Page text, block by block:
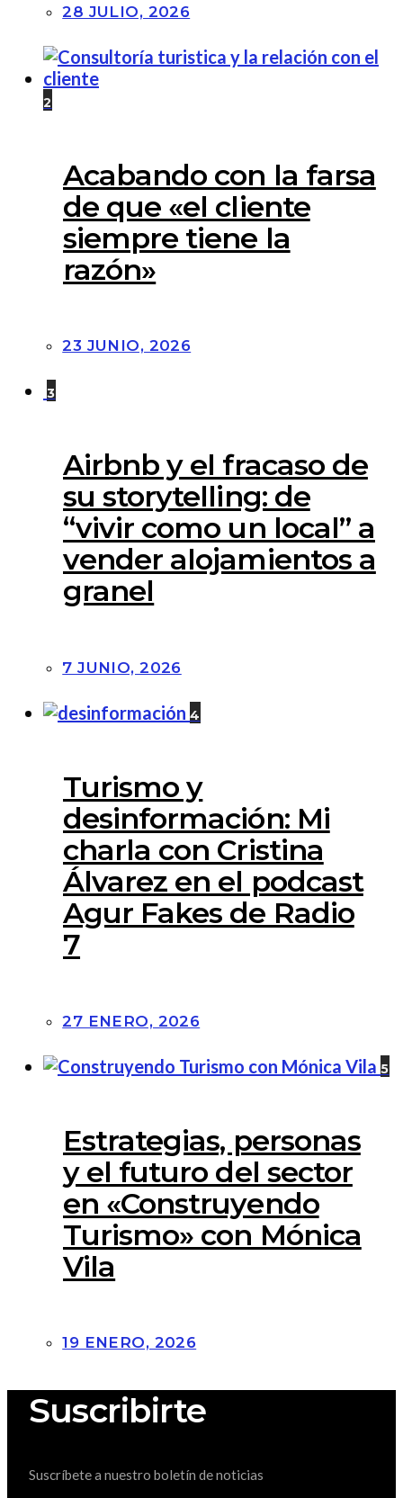
28 JULIO, 2026
2
Acabando con la farsa
de que «el cliente
siempre tiene la
razón»
23 JUNIO, 2026
3
Airbnb y el fracaso de
su storytelling: de
“vivir como un local” a
vender alojamientos a
granel
7 JUNIO, 2026
4
Turismo y
desinformación: Mi
charla con Cristina
Álvarez en el podcast
Agur Fakes de Radio
7
27 ENERO, 2026
5
Estrategias, personas
y el futuro del sector
en «Construyendo
Turismo» con Mónica
Vila
19 ENERO, 2026
Suscribirte
Suscríbete a nuestro boletín de noticias